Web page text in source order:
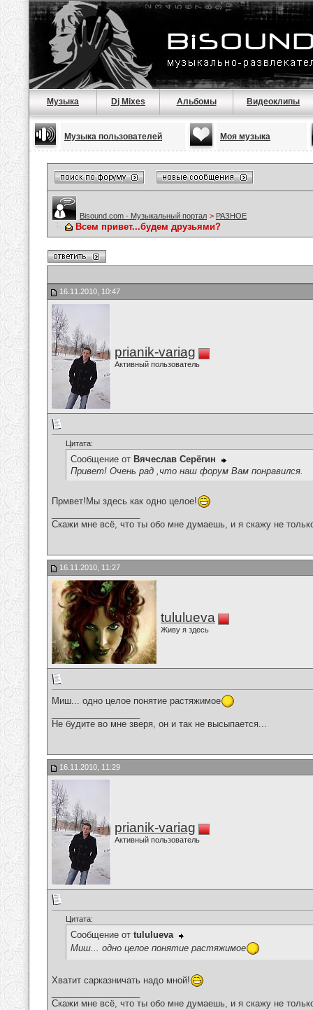
Музыка Dj Mixes Альбомы Видеоклипы
Музыка пользователей Моя музыка
Bisound.com - Музыкальный портал > РАЗНОЕ
Всем привет...будем друзьями?
16.11.2010, 10:47
prianik-variag
Активный пользователь
Цитата:
Сообщение от Вячеслав Серёгин
Привет! Очень рад ,что наш форум Вам понравился.
Прмвет!Мы здесь как одно целое!
Скажи мне всё, что ты обо мне думаешь, и я скажу не
16.11.2010, 11:27
tululueva
Живу я здесь
Миш... одно целое понятие растяжимое
Не будите во мне зверя, он и так не высыпается...
16.11.2010, 11:29
prianik-variag
Активный пользователь
Цитата:
Сообщение от tululueva
Миш... одно целое понятие растяжимое
Хватит сарказничать надо мной!
Скажи мне всё, что ты обо мне думаешь, и я скажу не